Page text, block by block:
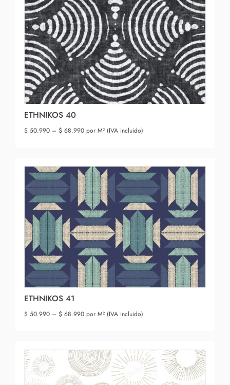
ETHNIKOS 40
$50.990 – $68.990por M² (IVA incluido)
ETHNIKOS 41
$50.990 – $68.990por M² (IVA incluido)